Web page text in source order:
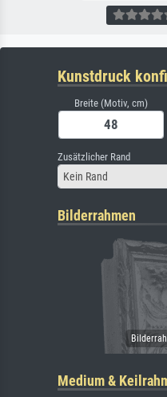
Kunstdruck
Breite (Motiv, cm)
Zusätzlicher Rand
Kein Rand
Bilderrahmen
Medium &